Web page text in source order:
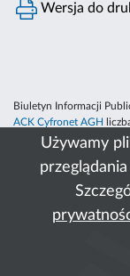
Używamy
Wersja do
Biuletyn Informacji
ACK Cyfronet AGH